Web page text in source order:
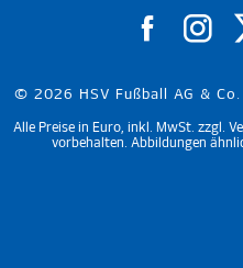
© 2026 HSV Fußball AG &
Alle Preise in Euro, inkl. MwSt. zzgl.
vorbehalten. Abbildungen